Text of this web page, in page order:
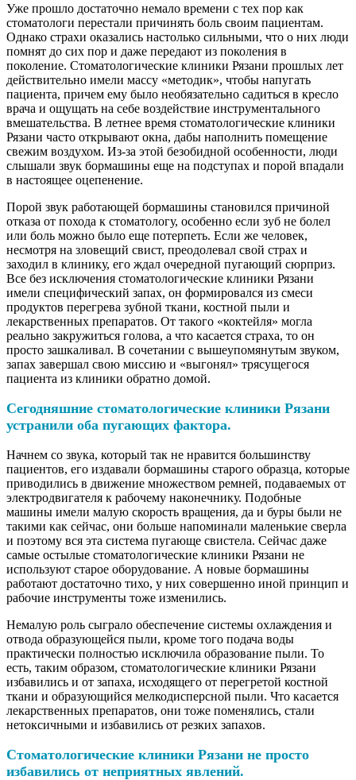
Уже прошло достаточно немало времени с тех пор как
стоматологи перестали причинять боль своим пациентам.
Однако страхи оказались настолько сильными, что о них люди
помнят до сих пор и даже передают из поколения в
поколение. Стоматологические клиники Рязани прошлых лет
действительно имели массу «методик», чтобы напугать
пациента, причем ему было необязательно садиться в кресло
врача и ощущать на себе воздействие инструментального
вмешательства. В летнее время стоматологические клиники
Рязани часто открывают окна, дабы наполнить помещение
свежим воздухом. Из-за этой безобидной особенности, люди
слышали звук бормашины еще на подступах и порой впадали
в настоящее оцепенение.
Порой звук работающей бормашины становился причиной
отказа от похода к стоматологу, особенно если зуб не болел
или боль можно было еще потерпеть. Если же человек,
несмотря на зловещий свист, преодолевал свой страх и
заходил в клинику, его ждал очередной пугающий сюрприз.
Все без исключения стоматологические клиники Рязани
имели специфический запах, он формировался из смеси
продуктов перегрева зубной ткани, костной пыли и
лекарственных препаратов. От такого «коктейля» могла
реально закружиться голова, а что касается страха, то он
просто зашкаливал. В сочетании с вышеупомянутым звуком,
запах завершал свою миссию и «выгонял» трясущегося
пациента из клиники обратно домой.
Сегодняшние стоматологические клиники Рязани
устранили оба пугающих фактора.
Начнем со звука, который так не нравится большинству
пациентов, его издавали бормашины старого образца, которые
приводились в движение множеством ремней, подаваемых от
электродвигателя к рабочему наконечнику. Подобные
машины имели малую скорость вращения, да и буры были не
такими как сейчас, они больше напоминали маленькие сверла
и поэтому вся эта система пугающе свистела. Сейчас даже
самые остылые стоматологические клиники Рязани не
используют старое оборудование. А новые бормашины
работают достаточно тихо, у них совершенно иной принцип и
рабочие инструменты тоже изменились.
Немалую роль сыграло обеспечение системы охлаждения и
отвода образующейся пыли, кроме того подача воды
практически полностью исключила образование пыли. То
есть, таким образом, стоматологические клиники Рязани
избавились и от запаха, исходящего от перегретой костной
ткани и образующийся мелкодисперсной пыли. Что касается
лекарственных препаратов, они тоже поменялись, стали
нетоксичными и избавились от резких запахов.
Стоматологические клиники Рязани не просто
избавились от неприятных явлений.